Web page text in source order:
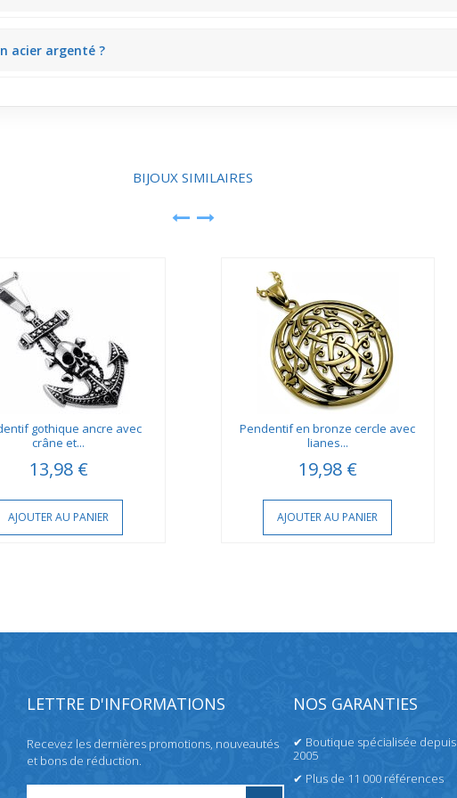
acier argenté ?
BIJOUX SIMILAIRES
gothique ancre avec
crâne et...
13,98 €
AJOUTER AU PANIER
Pendentif en bronze cercle avec
lianes...
19,98 €
AJOUTER AU PANIER
LETTRE D'INFORMATIONS
Recevez les dernières promotions, nouveautés
et bons de réduction.
NOS GARANTIES
✔ Boutique spécialisée depuis
2005
✔ Plus de 11 000 références